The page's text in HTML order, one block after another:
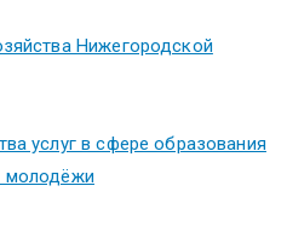
Нижегородской
услуг в сфере образования
молодёжи